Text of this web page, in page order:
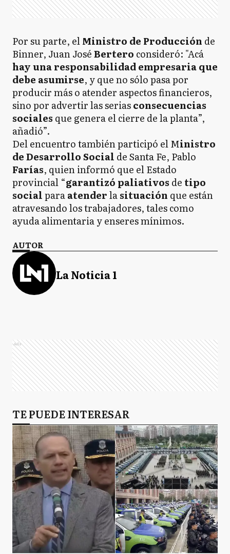
Por su parte, elMinistro de Producción de
Binner, Juan JoséBertero consideró: "Acá
hay una responsabilidad empresaria que
debe asumirse, y que no sólo pasa por
producir más o atender aspectos financieros,
sino por advertir las seriasconsecuencias
sociales que genera el cierre de la planta”,
añadió”.
Del encuentro también participó el Ministro
de Desarrollo Social de Santa Fe, Pablo
Farías, quien informó que el Estado
provincial “garantizó paliativos de tipo
socialparaatenderlasituación que están
atravesando los trabajadores, tales como
ayuda alimentaria y enseres mínimos.
AUTOR
La Noticia 1
Ads
TE PUEDE INTERESAR